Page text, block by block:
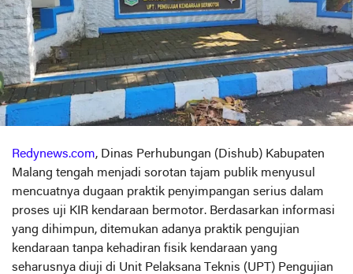
Redynews.com, Dinas Perhubungan (Dishub) Kabupaten
Malang tengah menjadi sorotan tajam publik menyusul
mencuatnya dugaan praktik penyimpangan serius dalam
proses uji KIR kendaraan bermotor. Berdasarkan informasi
yang dihimpun, ditemukan adanya praktik pengujian
kendaraan tanpa kehadiran fisik kendaraan yang
seharusnya diuji di Unit Pelaksana Teknis (UPT) Pengujian